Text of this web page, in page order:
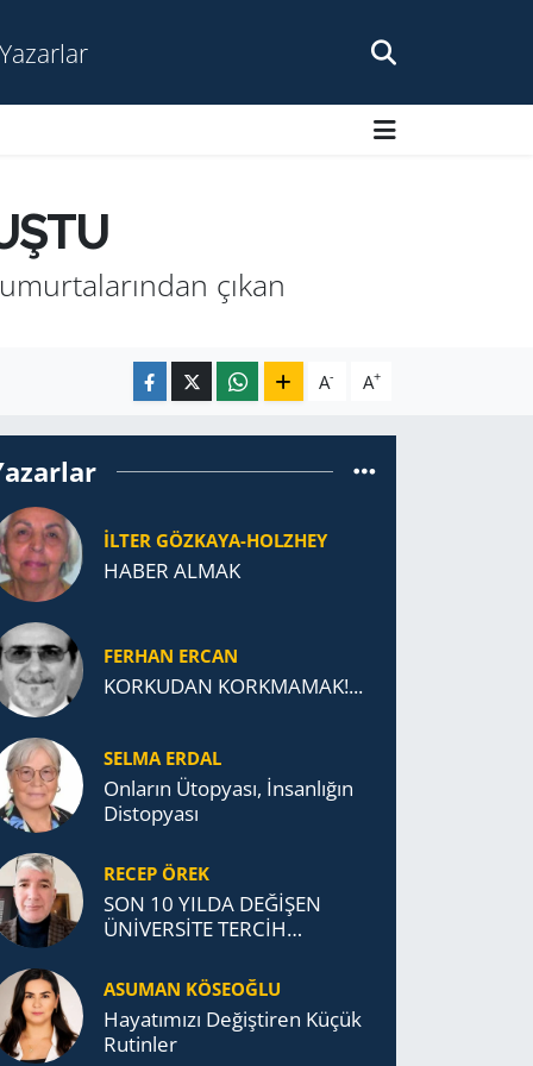
Yazarlar
çıkan
A- A+
İLTER GÖZKAYA-HOLZHEY
HABER ALMAK
FERHAN ERCAN
KORKUDAN KORKMAMAK!...
SELMA ERDAL
Onların Ütopyası, İnsanlığın
Distopyası
RECEP ÖREK
SON 10 YILDA DEĞİŞEN
ÜNİVERSİTE TERCİH
ASUMAN KÖSEOĞLU
Ha­ya­tı­mı­zı De­ğiş­ti­ren Küçük
Ru­tin­ler